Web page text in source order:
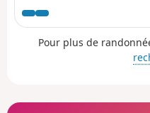
chemins dits Proustiens
panneaux d'informations
flore. La partie privée de
Champrond, dans le Parc
d'y rencontrer chevreuils
Pour plus de